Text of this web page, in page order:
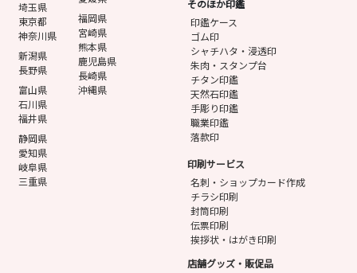
埼玉県
東京都
神奈川県
新潟県
長野県
富山県
石川県
福井県
静岡県
愛知県
岐阜県
三重県
福岡県
宮崎県
熊本県
鹿児島県
長崎県
沖縄県
そのほか印鑑
印鑑ケース
ゴム印
シャチハタ・浸透印
朱肉・スタンプ台
チタン印鑑
天然石印鑑
手彫り印鑑
職業印鑑
落款印
印刷サービス
名刺・ショップカード作成
チラシ印刷
封筒印刷
伝票印刷
挨拶状・はがき印刷
店舗グッズ・販促品